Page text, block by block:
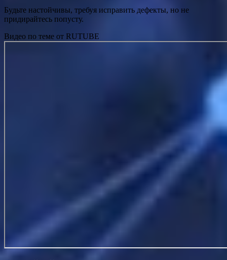
Будьте настойчивы, требуя исправить дефекты, но не
придирайтесь попусту.
Видео по теме от RUTUBE